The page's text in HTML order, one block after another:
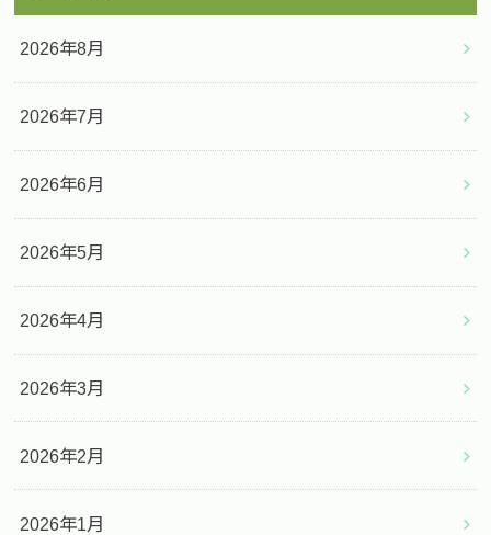
2026年8月
2026年7月
2026年6月
2026年5月
2026年4月
2026年3月
2026年2月
2026年1月